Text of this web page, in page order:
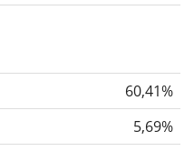
60,41%
5,69%